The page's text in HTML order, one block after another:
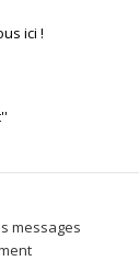
messages